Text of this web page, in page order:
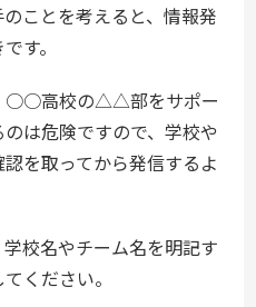
ことを考えると、情報発
す。
○○高校の△△部をサポー
は危険ですので、学校や
を取ってから発信するよ
校名やチーム名を明記す
ください。